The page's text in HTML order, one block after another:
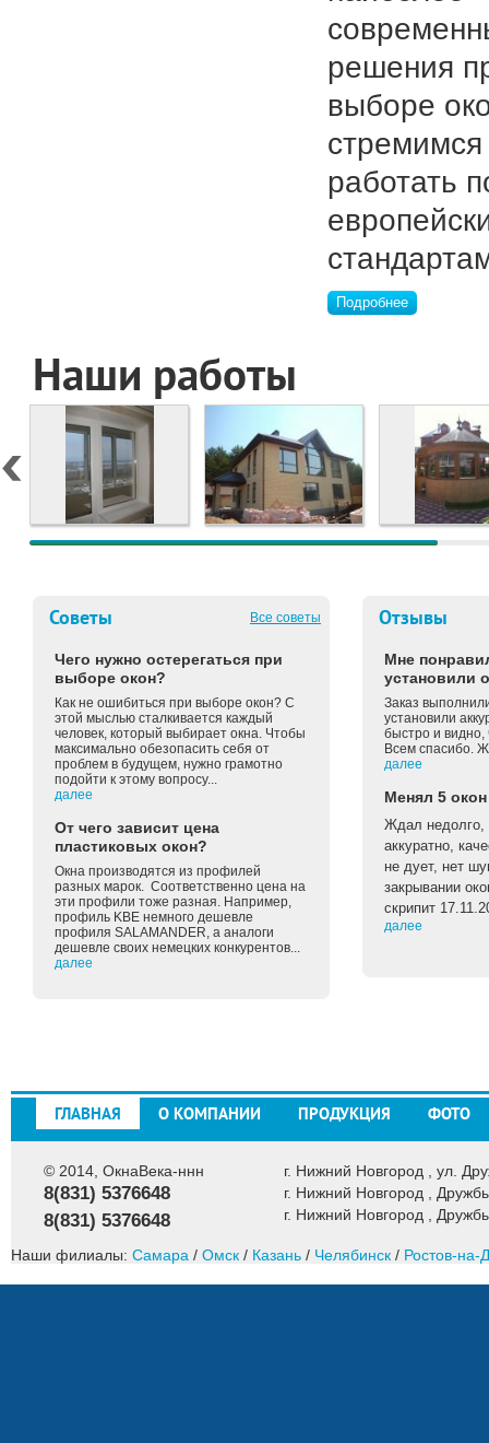
решения
выборе
стремимся
работать
Подробнее
Наши работы
Советы Все советы
Чего нужно остерегаться при
выборе окон?
Как не ошибиться при выборе окон? С
этой мыслью сталкивается каждый
человек, который выбирает окна. Чтобы
максимально обезопасить себя от
проблем в будущем, нужно грамотно
подойти к этому вопросу...
далее
От чего зависит цена
пластиковых окон?
Окна производятся из профилей
разных марок. Соответственно цена на
эти профили тоже разная. Например,
профиль KBE немного дешевле
профиля SALAMANDER, а аналоги
дешевле своих немецких конкурентов...
далее
Отзывы
Мне
установили
Заказ
установили
быстро и видно,
Всем спасибо.
далее
Менял 5 окон
Ждал недолго,
аккуратно,
не дует, нет
закрывании
скрипит
далее
ГЛАВНАЯ О КОМПАНИИ ПРОДУКЦИЯ ФОТО
© 2014, ОкнаВека-ннн
8(831) 5376648
8(831) 5376648
г. Нижний Новгород , ул.
г. Нижний Новгород ,
г. Нижний Новгород ,
Наши филиалы: Самара / Омск / Казань / Челябинск / Ростов-на-